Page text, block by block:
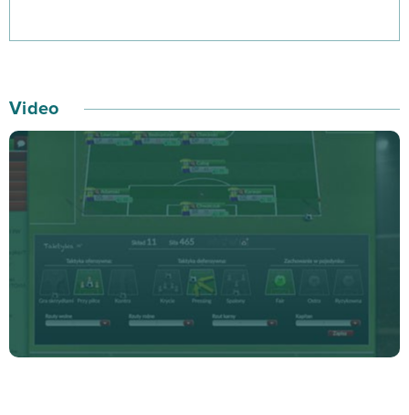
skład piłkarski. Footballcup pozwala również wpływać
piłkarskimi, rozbudowywać swój stadion oraz
kontaktować się na bieżąco z mediami. Będziesz mógł
też zatrudniać pracowników, którzy pomagać Ci będą
rozgrywkach ligowych, spotkania na meczach
towarzyskich ze znajomymi i cykliczne turnieje z
nagrodami.
Video